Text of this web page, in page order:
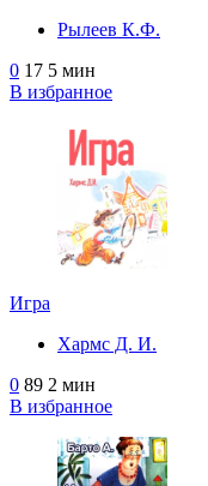
Рылеев К.Ф.
0 17 5 мин
В избранное
Игра
Хармс Д. И.
0 89 2 мин
В избранное